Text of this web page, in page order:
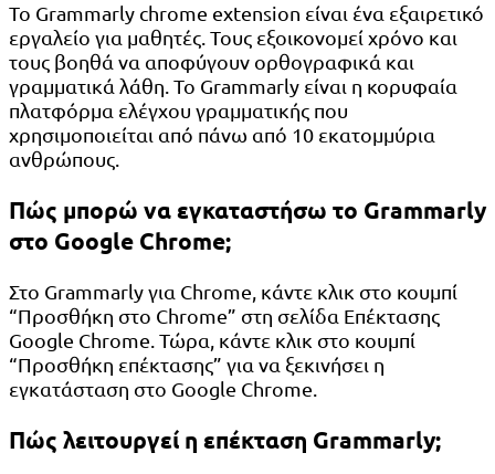
Το Grammarly chrome extension είναι ένα εξαιρετικό
εργαλείο για μαθητές. Τους εξοικονομεί χρόνο και
τους βοηθά να αποφύγουν ορθογραφικά και
γραμματικά λάθη. Το Grammarly είναι η κορυφαία
πλατφόρμα ελέγχου γραμματικής που
χρησιμοποιείται από πάνω από 10 εκατομμύρια
ανθρώπους.
Πώς μπορώ να εγκαταστήσω το Grammarly
στο Google Chrome;
Στο Grammarly για Chrome, κάντε κλικ στο κουμπί
“Προσθήκη στο Chrome” στη σελίδα Επέκτασης
Google Chrome. Τώρα, κάντε κλικ στο κουμπί
“Προσθήκη επέκτασης” για να ξεκινήσει η
εγκατάσταση στο Google Chrome.
Πώς λειτουργεί η επέκταση Grammarly;